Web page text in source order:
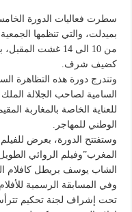
سطرت فعاليات الدورة
بميدلت، والتي تنظمها الجمعية
من 10 الى 14 غشت
كضيف شرف.
وتندرج دورة هذه التظاهرة
السامية لصاحب الجلالة
للعناية الخاصة بالمغاربة
الوطني للمهاجر.
وستفتتح الدورة، بعرض
المغرب”وفيلم الروائي
الشاب يوسف بريطل كافلام
تحت إشراف لجنة تحكيم